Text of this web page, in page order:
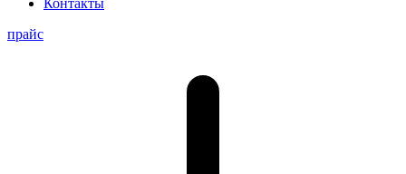
Контакты
прайс